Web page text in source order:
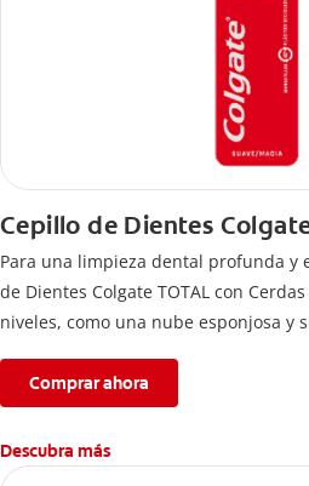
Cepillo de Dientes
Para una limpieza dental profunda y
de Dientes Colgate TOTAL con
niveles, como una nube esponjosa y
Comprar ahora
Descubra más